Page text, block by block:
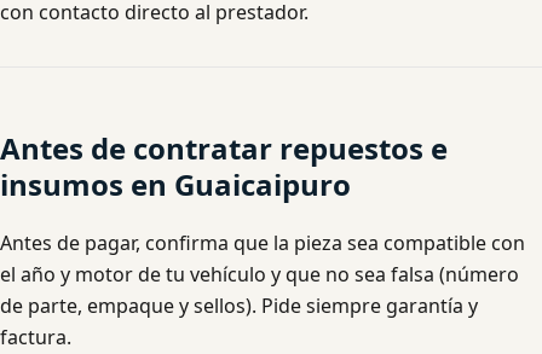
con contacto directo al prestador.
Antes de contratar repuestos e
insumos en Guaicaipuro
Antes de pagar, confirma que la pieza sea compatible con
el año y motor de tu vehículo y que no sea falsa (número
de parte, empaque y sellos). Pide siempre garantía y
factura.